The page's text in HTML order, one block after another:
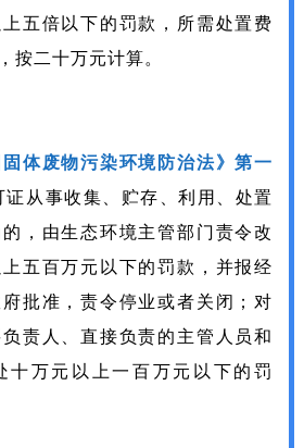
五倍以下的罚款，所需处置费
按二十万元计算。
固体废物污染环境防治法》第一
证从事收集、贮存、利用、处置
，由生态环境主管部门责令改
五百万元以下的罚款，并报经
批准，责令停业或者关闭；对
责人、直接负责的主管人员和
十万元以上一百万元以下的罚